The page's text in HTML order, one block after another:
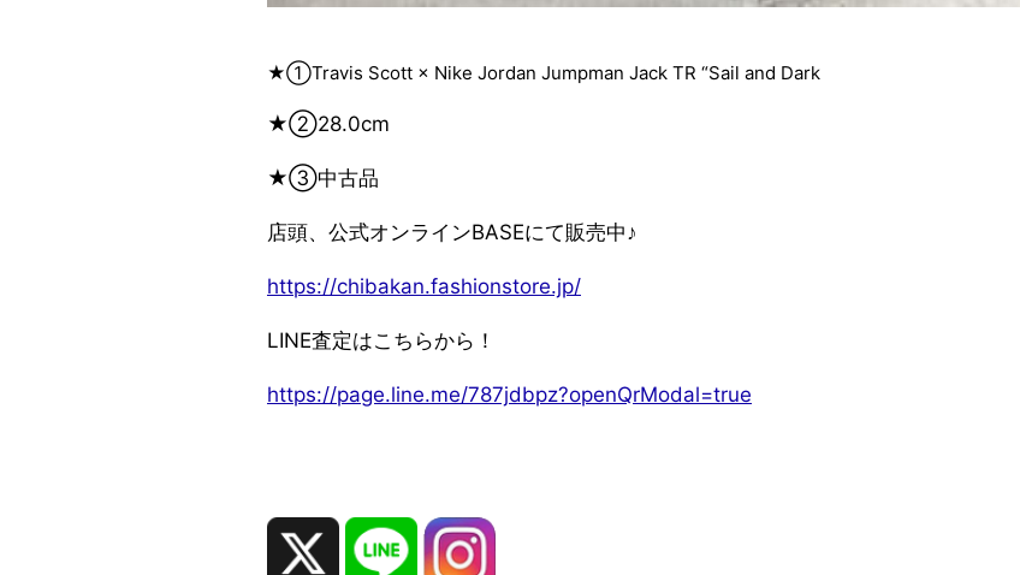
★①Travis Scott × Nike Jordan Jumpman Jack TR “Sail and Dark
★②28.0cm
★③中古品
店頭、公式オンラインBASEにて販売中♪
https://chibakan.fashionstore.jp/
LINE査定はこちらから！
https://page.line.me/787jdbpz?openQrModal=true